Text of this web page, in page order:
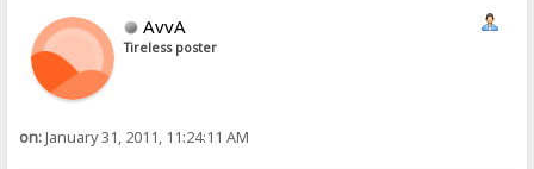
AvvA
Tireless poster
on:January 31, 2011, 11:24:11 AM